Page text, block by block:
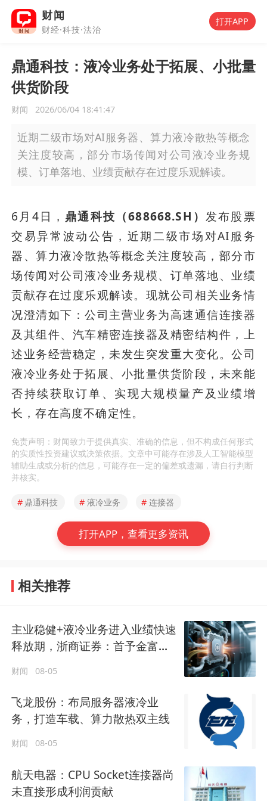
财闻
财经·科技·法治
打开APP
鼎通科技：液冷业务处于拓展、小批量
供货阶段
财闻 2026/06/04 18:41:47
近期二级市场对AI服务器、算力液冷散热等概念
关注度较高，部分市场传闻对公司液冷业务规
模、订单落地、业绩贡献存在过度乐观解读。
6月4日， 鼎通科技（688668.SH）发布股票
交易异常波动公告，近期二级市场对AI服务
器、算力液冷散热等概念关注度较高，部分市
场传闻对公司液冷业务规模、订单落地、业绩
贡献存在过度乐观解读。现就公司相关业务情
况澄清如下：公司主营业务为高速通信连接器
及其组件、汽车精密连接器及精密结构件，上
述业务经营稳定，未发生突发重大变化。公司
液冷业务处于拓展、小批量供货阶段，未来能
否持续获取订单、实现大规模量产及业绩增
长，存在高度不确定性。
免责声明：财闻致力于提供真实、准确的信息，但不构成任何形式
的实质性投资建议或决策依据。文章中可能存在涉及人工智能模型
辅助生成或分析的信息，可能存在一定的偏差或遗漏，请自行判断
并核实。
# 鼎通科技 # 液冷业务 # 连接器
打开APP，查看更多资讯
相关推荐
主业稳健+液冷业务进入业绩快速
释放期，浙商证券：首予金富科
财闻 08-05
飞龙股份：布局服务器液冷业
务，打造车载、算力散热双主线
财闻 08-05
航天电器：CPU Socket连接器尚
未直接形成利润贡献